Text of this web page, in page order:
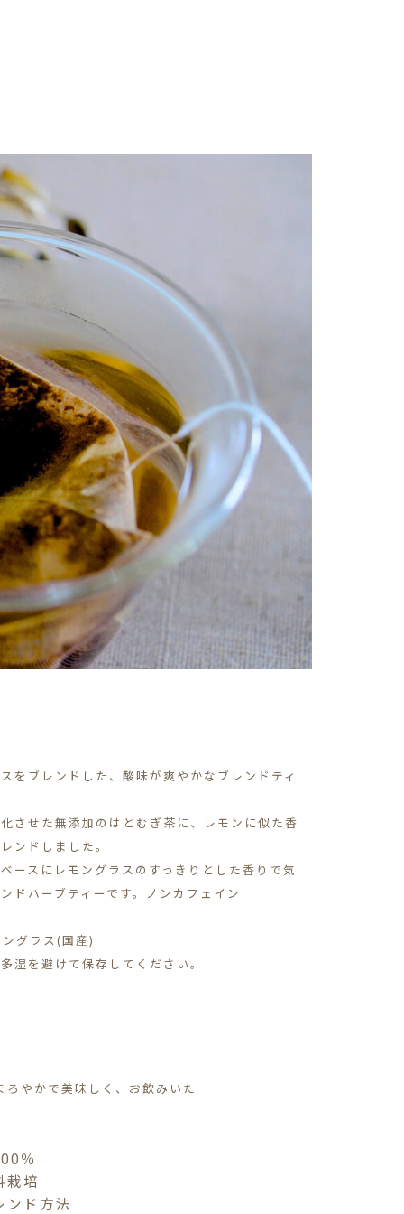
をブレンドした、酸味が爽やかなブレンドティ
させた無添加のはとむぎ茶に、レモンに似た香
ンドしました。
ースにレモングラスのすっきりとした香りで気
ドハーブティーです。ノンカフェイン
グラス(国産)
湿を避けて保存してください。
やかで美味しく、お飲みいた
％
培
ド方法